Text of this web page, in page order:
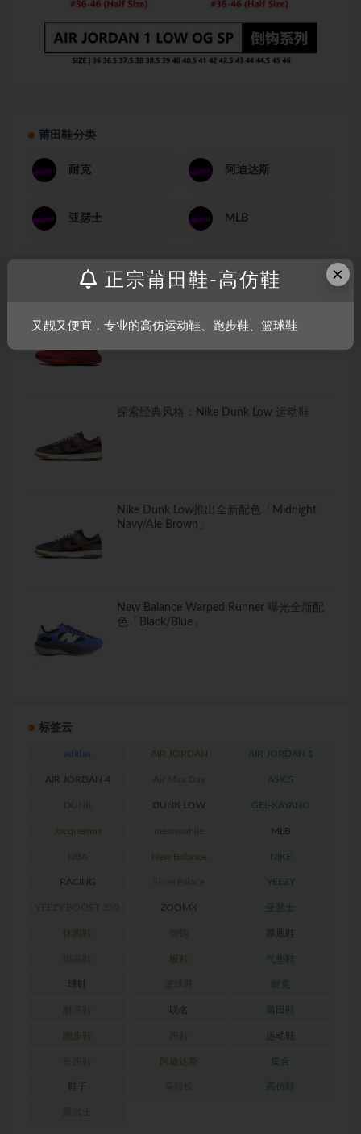
莆田鞋分类
耐克 阿迪达斯
亚瑟士 MLB
莆田鞋推荐
350鞋子
探索经典风格：Nike Dunk Low 运动鞋
Nike Dunk Low推出全新配色「Midnight
Navy/Ale Brown」
New Balance Warped Runner 曝光全新配
色「Black/Blue」
标签云
adidas AIR JORDAN AIR JORDAN 1
AIR JORDAN 4 ASICS
DUNK LOW GEL-KAYANO
Jacquemus MLB
New Balance NIKE
RACING YEEZY
ZOOMX 亚瑟士
休闲鞋 厚底鞋
板鞋 气垫鞋
球鞋 耐克
联名 莆田鞋
跑步鞋 运动鞋
阿迪达斯 集合
鞋子 高仿鞋
×
正宗莆田鞋-高仿鞋
又靓又便宜，专业的高仿运动鞋、跑步鞋、篮球鞋